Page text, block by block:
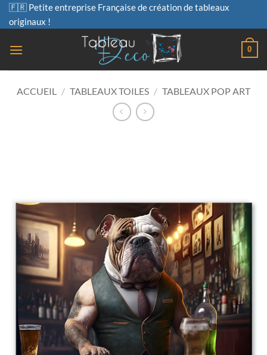
Passer
au
🇫🇷 Petite entreprise Française de création de tableaux
originaux !
0
ACCUEIL / TABLEAUX TOILES / TABLEAUX POP ART